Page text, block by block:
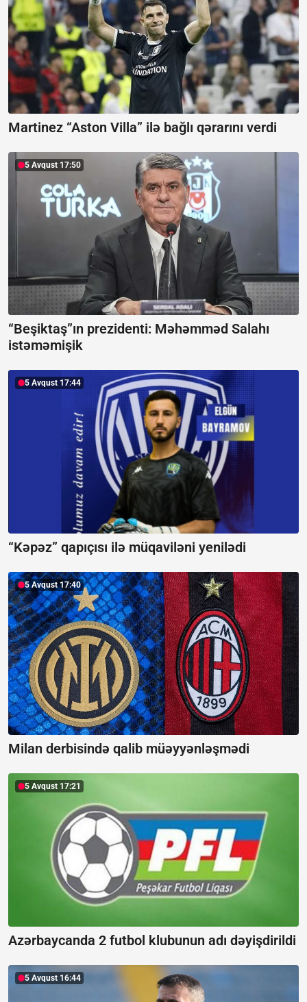
Martinez “Aston Villa” ilə bağlı qərarını verdi
5 Avqust 17:50
“Beşiktaş”ın prezidenti: Məhəmməd Salahı
istəməmişik
5 Avqust 17:44
“Kəpəz” qapıçısı ilə müqaviləni yenilədi
5 Avqust 17:40
Milan derbisində qalib müəyyənləşmədi
5 Avqust 17:21
Azərbaycanda 2 futbol klubunun adı dəyişdirildi
5 Avqust 16:44